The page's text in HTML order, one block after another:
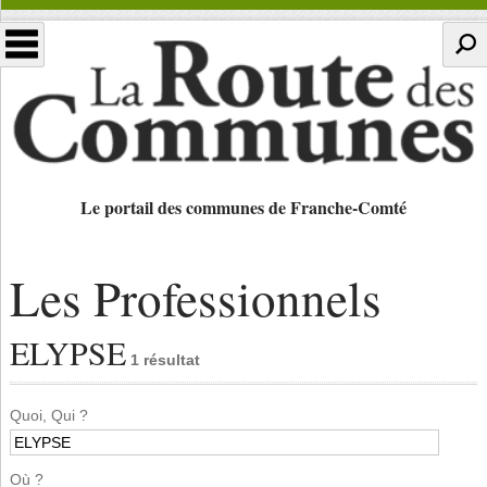
Le portail des communes de Franche-Comté
Les Professionnels
ELYPSE 1 résultat
Quoi, Qui ?
Où ?